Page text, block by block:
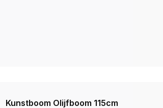
Kunstboom Olijfboom 115cm